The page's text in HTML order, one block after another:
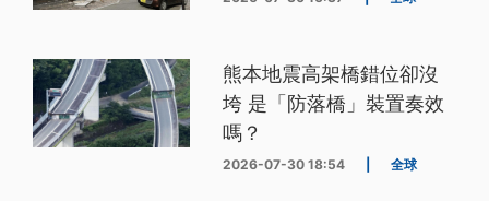
熊本地震高架橋錯位卻沒
垮 是「防落橋」裝置奏效
嗎？
2026-07-30 18:54 全球